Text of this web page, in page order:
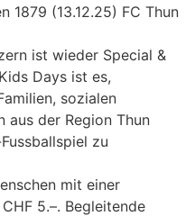
1879 (13.12.25) FC Thun
ist wieder Special &
Days ist es,
sozialen
aus der Region Thun
zu
mit einer
5.–. Begleitende